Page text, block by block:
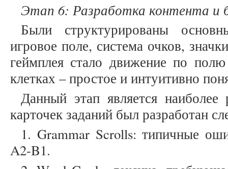
Этап 6: Разработка контента и
Были структурированы
игровое поле, система очков,
геймплея стало движение по
клетках – простое и интуитивно
Данный этап является
карточек заданий был разработан
1. Grammar Scrolls: типичные
A2-B1.